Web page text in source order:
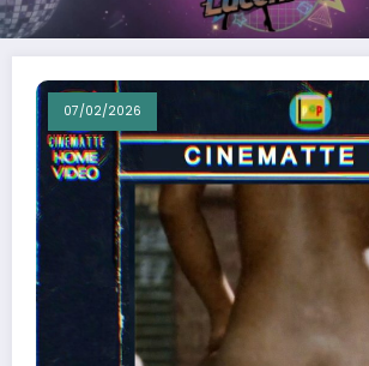
07/02/2026